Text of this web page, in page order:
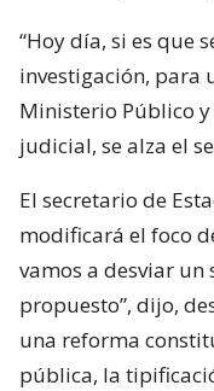
“Hoy día, si es que
investigación, para
Ministerio Público
judicial, se alza el
El secretario de
modificará el foco
vamos a desviar un
propuesto”, dijo,
una reforma
pública, la